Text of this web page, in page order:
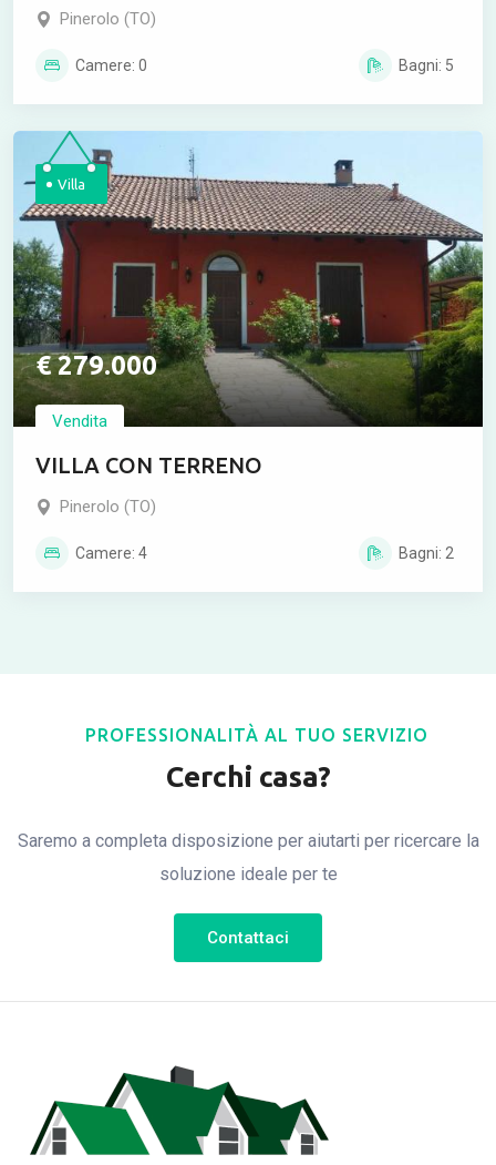
Pinerolo (TO)
Camere: 0 Bagni: 5
Villa
€ 279.000
Vendita
VILLA CON TERRENO
Pinerolo (TO)
Camere: 4 Bagni: 2
PROFESSIONALITÀ AL TUO SERVIZIO
Cerchi casa?
Saremo a completa disposizione per aiutarti per ricercare la
soluzione ideale per te
Contattaci